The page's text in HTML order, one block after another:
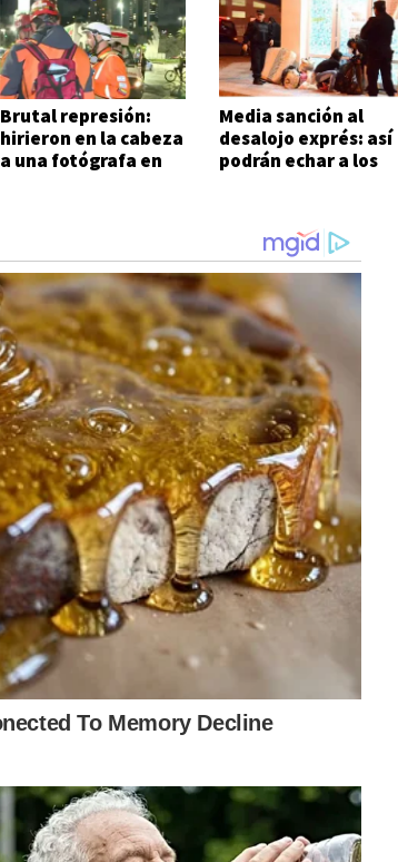
Brutal represión:
hirieron en la cabeza
a una fotógrafa en
Media sanción al
desalojo exprés: así
podrán echar a los